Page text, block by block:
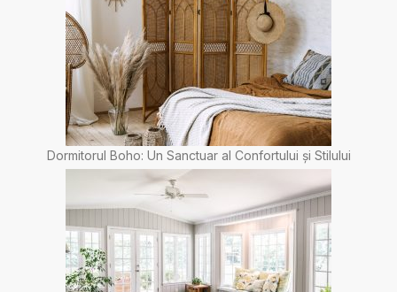
Dormitorul Boho: Un Sanctuar al Confortului și Stilului